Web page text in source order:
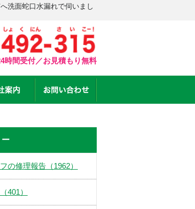
洗面蛇口水漏れで伺いまし
時間受付／お見積もり無料
ー
の修理報告（1962）
401）